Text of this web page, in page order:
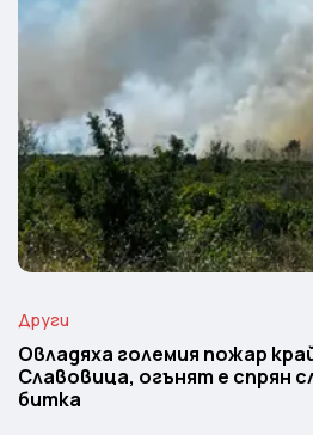
Други
Овладяха големия пожар
Славовица, огънят е спрян
битка